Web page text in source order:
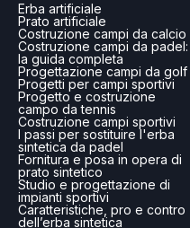
Erba artificiale
Prato artificiale
Costruzione campi da calcio
Costruzione campi da padel:
la guida completa
Progettazione campi da golf
Progetti per campi sportivi
Progetto e costruzione
campo da tennis
Costruzione campi sportivi
I passi per sostituire l'erba
sintetica da padel
Fornitura e posa in opera di
prato sintetico
Studio e progettazione di
impianti sportivi
Caratteristiche, pro e contro
dell’erba sintetica